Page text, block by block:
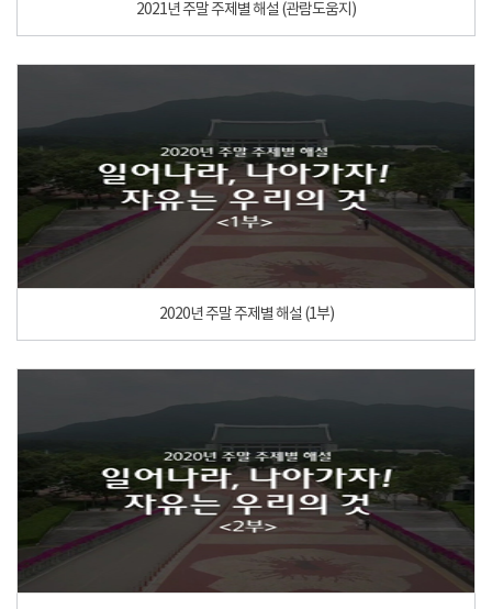
2021년 주말 주제별 해설 (관람도움지)
2020년 주말 주제별 해설 (1부)